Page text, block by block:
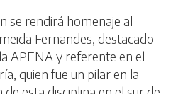
se rendirá homenaje al
Fernandes, destacado
APENA y referente en el
quien fue un pilar en la